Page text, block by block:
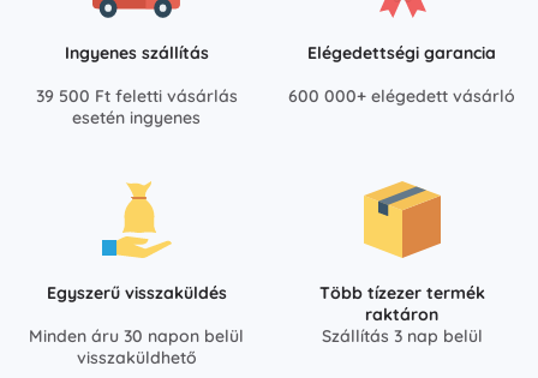
Ingyenes szállítás
39 500 Ft feletti vásárlás
esetén ingyenes
Elégedettségi garancia
600 000+ elégedett vásárló
Egyszerű visszaküldés
Minden áru 30 napon belül
visszaküldhető
Több tízezer termék
raktáron
Szállítás 3 nap belül